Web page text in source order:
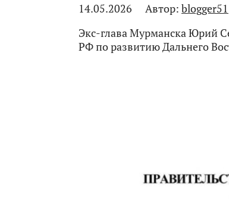
14.05.2026 Автор: blogger51
Экс-глава Мурманска Юрий
РФ по развитию Дальнего